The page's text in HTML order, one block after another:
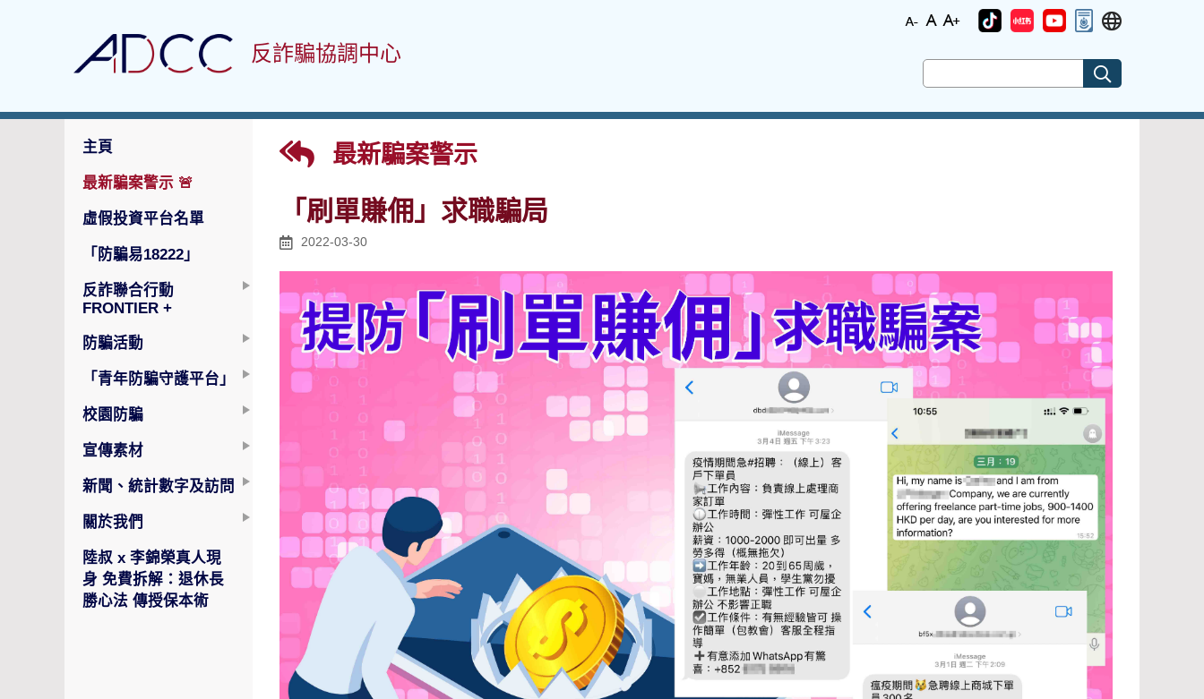
反詐騙協調中心
主頁
最新騙案警示 🚨
虛假投資平台名單
「防騙易18222」
反詐聯合行動
FRONTIER +
防騙活動
「青年防騙守護平台」
校園防騙
宣傳素材
新聞、統計數字及訪問
關於我們
陸叔 x 李錦榮真人現
身 免費拆解：退休長
勝心法 傳授保本術
最新騙案警示
「刷單賺佣」求職騙局
2022-03-30